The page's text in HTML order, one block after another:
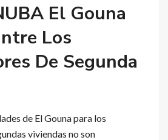
El Gouna
Los
De Segunda
de El Gouna para los
viviendas no son